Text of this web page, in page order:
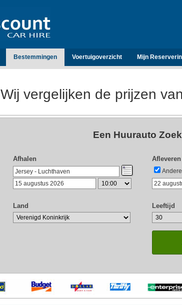
Bestemmingen Voertuigoverzicht Mijn
Wij vergelijken de prijzen
Een Huurauto
Afhalen Afleveren
Land Leeftijd